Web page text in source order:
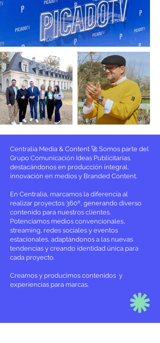
Centralia Media & Content 🚀 Somos parte del
Grupo Comunicación Ideas Publicitarias,
destacándonos en producción integral,
innovación en medios y Branded Content.
En Centralia, marcamos la diferencia al
realizar proyectos 360º, generando diverso
contenido para nuestros clientes.
Potenciamos medios convencionales,
streaming, redes sociales y eventos
estacionales, adaptándonos a las nuevas
tendencias y creando identidad única para
cada proyecto.
Creamos y producimos contenidos y
experiencias para marcas.⁣